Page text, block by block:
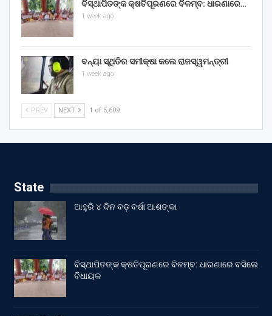
ବିସ୍ଥାପିତଙ୍କ କ୍ଷତିପୂରଣରେ ବିଳମ୍ବ: ଧାରଣାରେ…
1 week ago
ବନ୍ୟା ସ୍ଥିତିର ସମୀକ୍ଷା କଲେ ରାଜସ୍ୱମନ୍ତ୍ରୀ
1 week ago
PREV NEXT 1 of 5,609
State
ଆହୁରି ୪ ଦିନ ବଡ଼ ବର୍ଷା ଆଶଙ୍କା
ବିସ୍ଥାପିତଙ୍କ କ୍ଷତିପୂରଣରେ ବିଳମ୍ବ: ଧାରଣାରେ ବସିଲେ
ବିଧାୟକ